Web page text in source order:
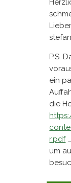
stefan
P.S.
ein
die
r.pdf
um